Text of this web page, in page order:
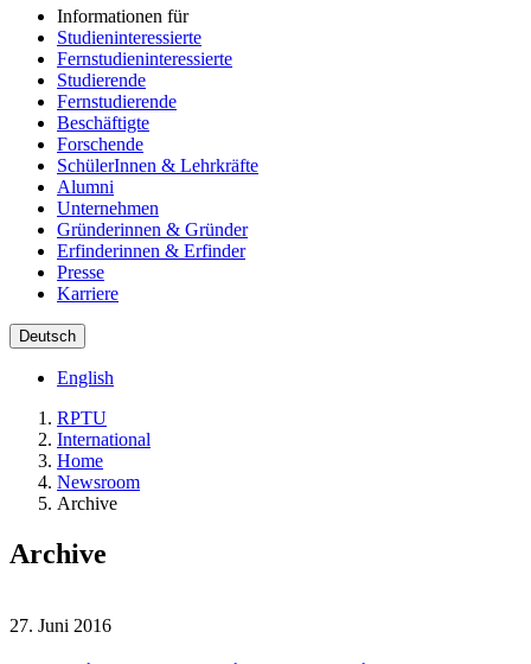
Informationen für
Studieninteressierte
Fernstudieninteressierte
Studierende
Fernstudierende
Beschäftigte
Forschende
SchülerInnen & Lehrkräfte
Alumni
Unternehmen
Gründerinnen & Gründer
Erfinderinnen & Erfinder
Presse
Karriere
Deutsch
English
RPTU
International
Home
Newsroom
Archive
Archive
27. Juni 2016